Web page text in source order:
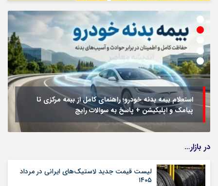
استعلام بیمه بدنه خودرو؛ راهنمای کامل از بیمه مرکزی تا
پیامک و اپلیکیشن + پاسخ به سوالات رایج
در بازار…
لیست قیمت جدید لاستیک‌های ایرانی در مرداد
۱۴۰۵